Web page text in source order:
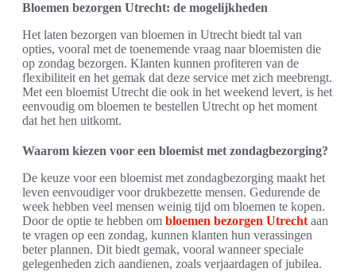
Bloemen bezorgen Utrecht: de mogelijkheden
Het laten bezorgen van bloemen in Utrecht biedt tal van
opties, vooral met de toenemende vraag naar bloemisten die
op zondag bezorgen. Klanten kunnen profiteren van de
flexibiliteit en het gemak dat deze service met zich meebrengt.
Met een bloemist Utrecht die ook in het weekend levert, is het
eenvoudig om bloemen te bestellen Utrecht op het moment
dat het hen uitkomt.
Waarom kiezen voor een bloemist met zondagbezorging?
De keuze voor een bloemist met zondagbezorging maakt het
leven eenvoudiger voor drukbezette mensen. Gedurende de
week hebben veel mensen weinig tijd om bloemen te kopen.
Door de optie te hebben om bloemen bezorgen Utrecht aan
te vragen op een zondag, kunnen klanten hun verassingen
beter plannen. Dit biedt gemak, vooral wanneer speciale
gelegenheden zich aandienen, zoals verjaardagen of jubilea.